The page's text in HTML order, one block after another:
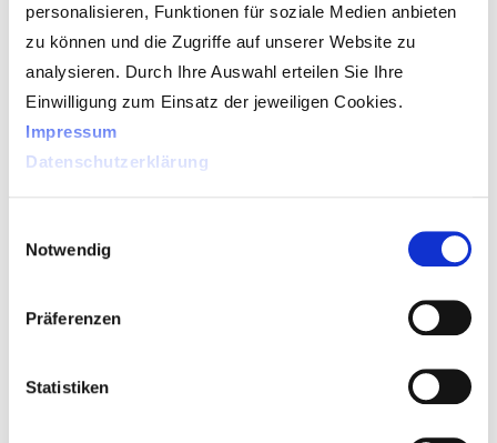
personalisieren, Funktionen für soziale Medien anbieten
zu können und die Zugriffe auf unserer Website zu
analysieren. Durch Ihre Auswahl erteilen Sie Ihre
Einwilligung zum Einsatz der jeweiligen Cookies.
Impressum
Datenschutzerklärung
Notwendig
Präferenzen
Statistiken